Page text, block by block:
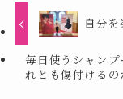
自分
毎日使うシャン
れとも傷付けるの